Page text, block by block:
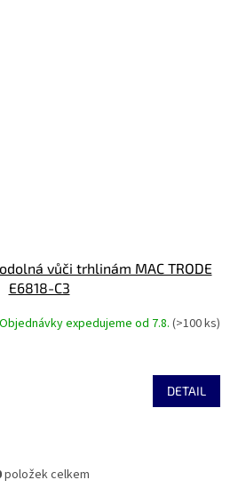
vůči trhlinám MAC TRODE
E6818-C3
expedujeme od 7.8. (>100 ks)
DETAIL
O
položek celkem